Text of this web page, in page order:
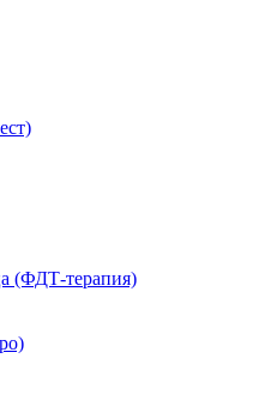
(ФДТ-терапия)